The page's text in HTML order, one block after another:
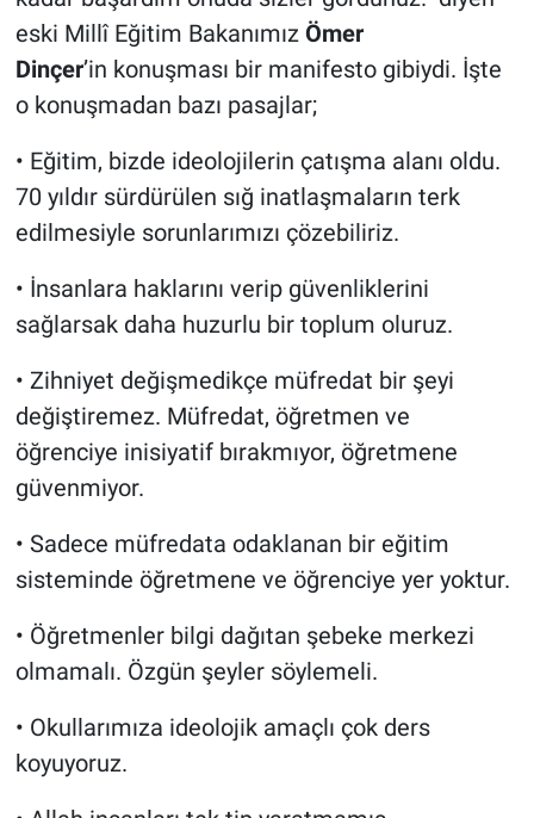
eski Millî Eğitim Bakanımız Ömer
Dinçer’in konuşması bir manifesto gibiydi. İşte
o konuşmadan bazı pasajlar;
• Eğitim, bizde ideolojilerin çatışma alanı oldu.
70 yıldır sürdürülen sığ inatlaşmaların terk
edilmesiyle sorunlarımızı çözebiliriz.
• İnsanlara haklarını verip güvenliklerini
sağlarsak daha huzurlu bir toplum oluruz.
• Zihniyet değişmedikçe müfredat bir şeyi
değiştiremez. Müfredat, öğretmen ve
öğrenciye inisiyatif bırakmıyor, öğretmene
güvenmiyor.
• Sadece müfredata odaklanan bir eğitim
sisteminde öğretmene ve öğrenciye yer yoktur.
• Öğretmenler bilgi dağıtan şebeke merkezi
olmamalı. Özgün şeyler söylemeli.
• Okullarımıza ideolojik amaçlı çok ders
koyuyoruz.